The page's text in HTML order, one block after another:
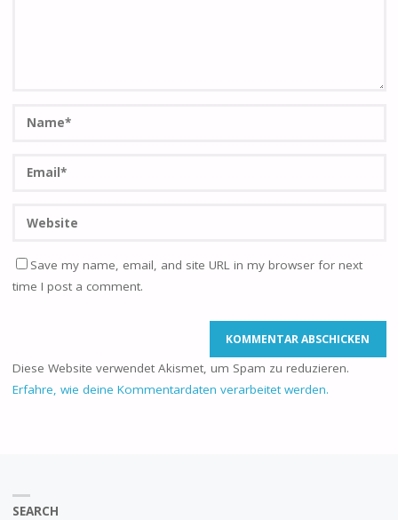
Save my name, email, and site URL in my browser for next
time I post a comment.
Diese Website verwendet Akismet, um Spam zu reduzieren.
Erfahre, wie deine Kommentardaten verarbeitet werden.
SEARCH